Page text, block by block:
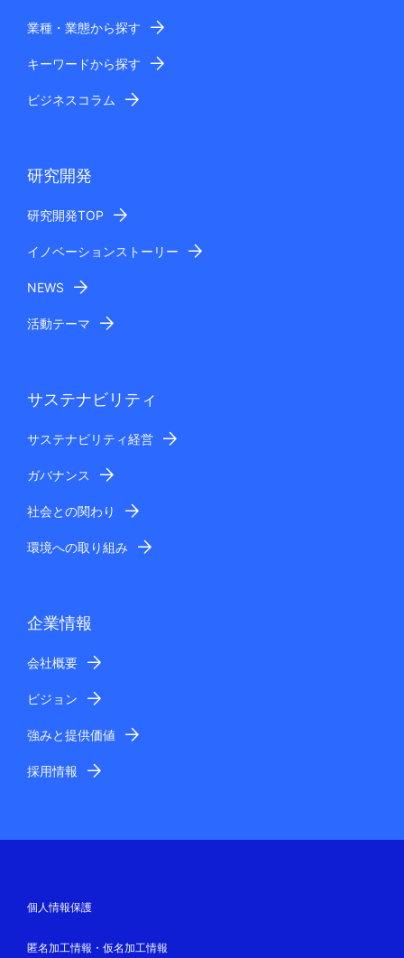
業種・業態から探す
キーワードから探す
ビジネスコラム
研究開発
研究開発TOP
イノベーションストーリー
NEWS
活動テーマ
サステナビリティ
サステナビリティ経営
ガバナンス
社会との関わり
環境への取り組み
企業情報
会社概要
ビジョン
強みと提供価値
採用情報
個人情報保護
匿名加工情報・仮名加工情報